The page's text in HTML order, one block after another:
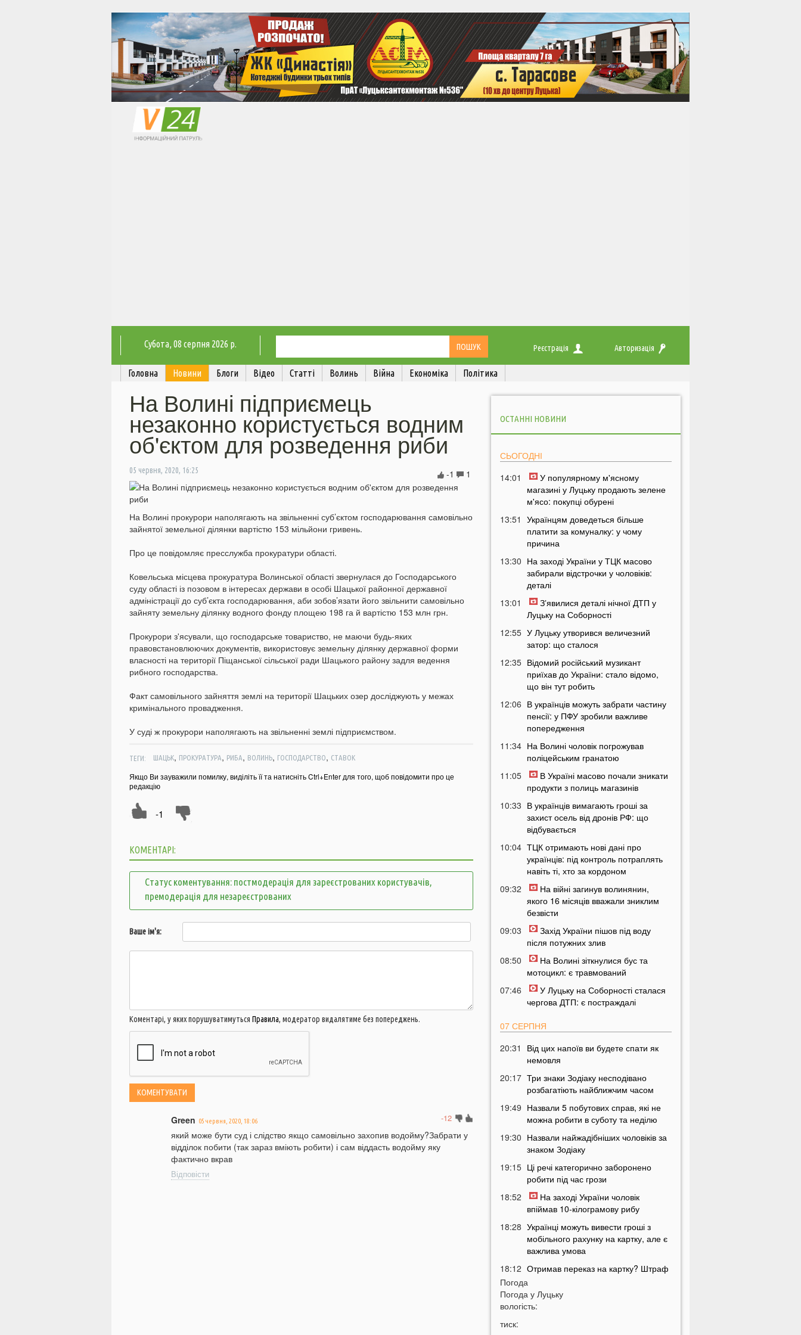
Субота, 08 серпня 2026 р. Реєстрація Авторизація
Головна Новини Блоги Відео Статті Волинь Війна Економіка Політика
На Волині підприємець
незаконно користується водним
об'єктом для розведення риби
05 червня, 2020, 16:25 1
-1
На Волині прокурори наполягають на звільненні суб’єктом господарювання самовільно
зайнятої земельної ділянки вартістю 153 мільйони гривень.
Про це повідомляє пресслужба прокуратури області.
Ковельська місцева прокуратура Волинської області звернулася до Господарського
суду області із позовом в інтересах держави в особі Шацької районної державної
адміністрації до суб’єкта господарювання, аби зобов’язати його звільнити самовільно
зайняту земельну ділянку водного фонду площею 198 га й вартістю 153 млн грн.
Прокурори з'ясували, що господарське товариство, не маючи будь-яких
правовстановлюючих документів, використовує земельну ділянку державної форми
власності на території Піщанської сільської ради Шацького району задля ведення
рибного господарства.
Факт самовільного зайняття землі на території Шацьких озер досліджують у межах
кримінального провадження.
У суді ж прокурори наполягають на звільненні землі підприємством.
ТЕГИ: ШАЦЬК, ПРОКУРАТУРА, РИБА, ВОЛИНЬ, ГОСПОДАРСТВО, СТАВОК
Якщо Ви зауважили помилку, виділіть її та натисніть Ctrl+Enter для того, щоб повідомити про це
редакцію
-1
КОМЕНТАРІ:
Статус коментування: постмодерація для зареєстрованих користувачів,
премодерація для незареєстрованих
Ваше ім'я:
Коментарі, у яких порушуватимуться Правила, модератор видалятиме без попереджень.
-12
Green 05 червня, 2020, 18:06
який може бути суд і слідство якщо самовільно захопив водойму?Забрати у
відділок побити (так зараз вміють робити) і сам віддасть водойму яку
фактично вкрав
Відповісти
ОСТАННІ НОВИНИ
СЬОГОДНІ
14:01
У популярному м'ясному
магазині у Луцьку продають зелене
м'ясо: покупці обурені
13:51
Українцям доведеться більше
платити за комуналку: у чому
причина
13:30 На заході України у ТЦК масово
забирали відстрочки у чоловіків:
деталі
13:01
Зʼявилися деталі нічної ДТП у
Луцьку на Соборності
12:55 У Луцьку утворився величезний
затор: що сталося
12:35 Відомий російський музикант
приїхав до України: стало відомо,
що він тут робить
12:06 В українців можуть забрати частину
пенсії: у ПФУ зробили важливе
попередження
11:34 На Волині чоловік погрожував
поліцейським гранатою
11:05
В Україні масово почали зникати
продукти з полиць магазинів
10:33 В українців вимагають гроші за
захист осель від дронів РФ: що
відбувається
10:04 ТЦК отримають нові дані про
українців: під контроль потраплять
навіть ті, хто за кордоном
09:32
На війні загинув волинянин,
якого 16 місяців вважали зниклим
безвісти
09:03
Захід України пішов під воду
після потужних злив
08:50
На Волині зіткнулися бус та
мотоцикл: є травмований
07:46
У Луцьку на Соборності сталася
чергова ДТП: є постраждалі
07 СЕРПНЯ
20:31
Від цих напоїв ви будете спати як
немовля
20:17 Три знаки Зодіаку несподівано
розбагатіють найближчим часом
19:49 Назвали 5 побутових справ, які не
можна робити в суботу та неділю
19:30 Назвали найжадібніших чоловіків за
знаком Зодіаку
19:15 Ці речі категорично заборонено
робити під час грози
18:52
На заході України чоловік
впіймав 10-кілограмову рибу
18:28 Українці можуть вивести гроші з
мобільного рахунку на картку, але є
важлива умова
18:12 Отримав переказ на картку? Штраф
34 тисячі гривень
17:53 Затяжна війна та важка зима:
тривожний прогноз для України
17:36
Погода
Погода у Луцьку
вологість:
тиск: